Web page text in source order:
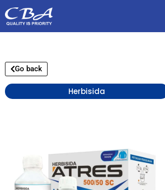
Go back
Herbisida